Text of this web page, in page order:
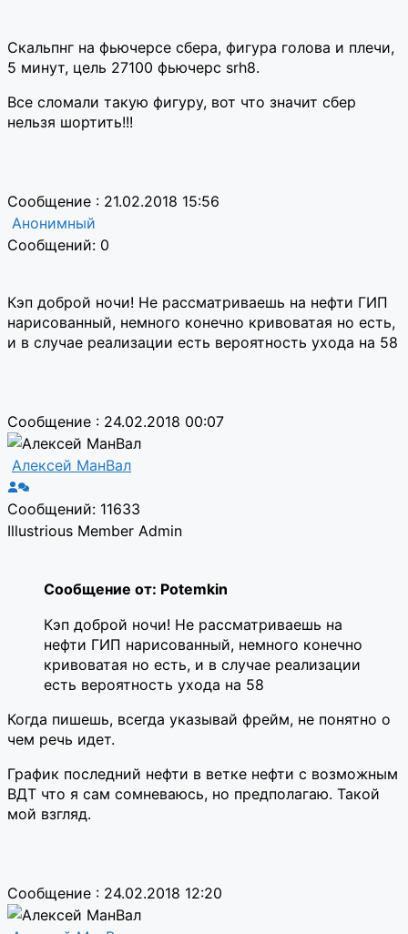
Скальпнг на фьючерсе сбера, фигура голова и плечи,
5 минут, цель 27100 фьючерс srh8.
Все сломали такую фигуру, вот что значит сбер
нельзя шортить!!!
Сообщение : 21.02.2018 15:56
Анонимный
Сообщений: 0
Кэп доброй ночи! Не рассматриваешь на нефти ГИП
нарисованный, немного конечно кривоватая но есть,
и в случае реализации есть вероятность ухода на 58
Сообщение : 24.02.2018 00:07
Алексей МанВал
Сообщений: 11633
Illustrious Member Admin
Сообщение от: Potemkin
Кэп доброй ночи! Не рассматриваешь на
нефти ГИП нарисованный, немного конечно
кривоватая но есть, и в случае реализации
есть вероятность ухода на 58
Когда пишешь, всегда указывай фрейм, не понятно о
чем речь идет.
График последний нефти в ветке нефти с возможным
ВДТ что я сам сомневаюсь, но предполагаю. Такой
мой взгляд.
Сообщение : 24.02.2018 12:20